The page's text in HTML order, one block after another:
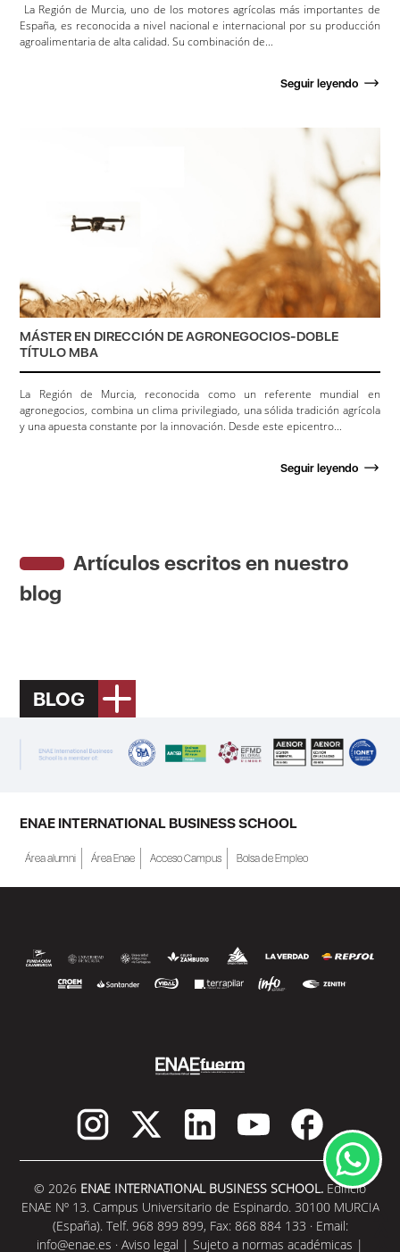
La Región de Murcia, uno de los motores agrícolas más importantes de
España, es reconocida a nivel nacional e internacional por su producción
agroalimentaria de alta calidad. Su combinación de...
Seguir leyendo
MÁSTER EN DIRECCIÓN DE AGRONEGOCIOS-DOBLE
TÍTULO MBA
La Región de Murcia, reconocida como un referente mundial en
agronegocios, combina un clima privilegiado, una sólida tradición agrícola
y una apuesta constante por la innovación. Desde este epicentro...
Seguir leyendo
Artículos escritos en nuestro
blog
BLOG
ENAE INTERNATIONAL BUSINESS SCHOOL
Área alumni Área Enae Acceso Campus Bolsa de Empleo
© 2026 ENAE INTERNATIONAL BUSINESS SCHOOL. Edificio
ENAE Nº 13. Campus Universitario de Espinardo. 30100 MURCIA
(España). Telf. 968 899 899, Fax: 868 884 133 · Email:
info@enae.es · Aviso legal | Sujeto a normas académicas |